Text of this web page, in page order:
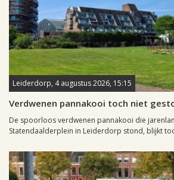
Leiderdorp, 4 augustus 2026, 15:15
Verdwenen pannakooi toch niet
De spoorloos verdwenen pannakooi die
Statendaalderplein in Leiderdorp stond, blijkt